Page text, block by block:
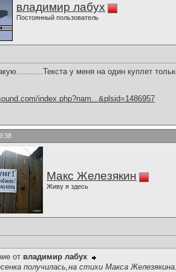
владимир лабух
Постоянный пользователь
у меня на один куплет
index.php?nam...&plsid=1486957
Макс Железякин
Живу я здесь
от владимир лабух
получилась,на стихи Макса Железякина.